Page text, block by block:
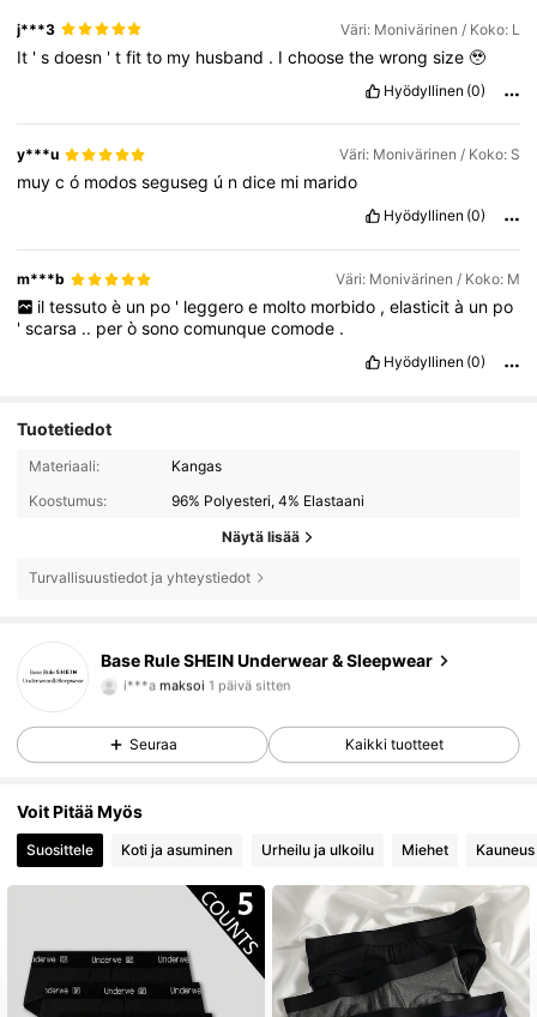
j***3 Väri: Monivärinen / Koko: L
It 'sdoesn 'tfitto my husband . Ichoosethewrongsize🥹
Hyödyllinen (0)
y***u Väri: Monivärinen / Koko: S
muycó modosseguseg ú ndice mi marido
Hyödyllinen (0)
m***b Väri: Monivärinen / Koko: M
il tessuto è un po ' leggero e molto morbido , elasticit à un po
'scarsa .. peròsonocomunquecomode .
Hyödyllinen (0)
Tuotetiedot
Materiaali:
Kangas
Koostumus:
96% Polyesteri, 4% Elastaani
Näytä lisää
Turvallisuustiedot ja yhteystiedot
Base Rule SHEIN Underwear & Sleepwear
4.87
1.1M Seuraajat
i***amaksoi 1 päivä sitten
4.87 1.1M Seuraajat
4.87
1.1M Seuraajat
4.87 1.1M Seuraajat
Seuraa Kaikki tuotteet
Voit Pitää Myös
Suosittele Koti ja asuminen Urheilu ja ulkoilu Miehet